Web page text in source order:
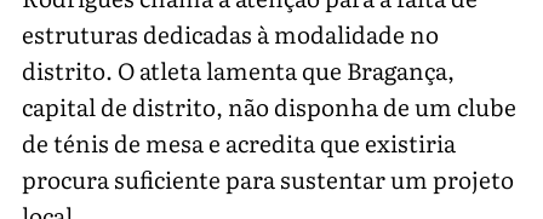
estruturas dedicadas à modalidade no
distrito. O atleta lamenta que Bragança,
capital de distrito, não disponha de um clube
de ténis de mesa e acredita que existiria
procura suficiente para sustentar um projeto